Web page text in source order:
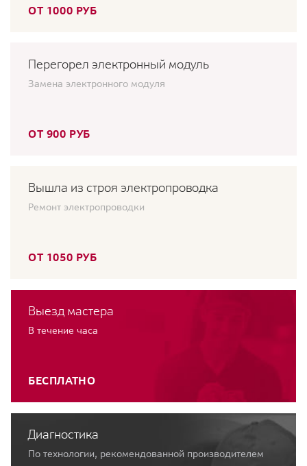
ОТ 1000 РУБ
Перегорел электронный модуль
Замена электронного модуля
ОТ 900 РУБ
Вышла из строя электропроводка
Ремонт электропроводки
ОТ 1050 РУБ
Выезд мастера
В течение часа
БЕСПЛАТНО
Диагностика
По технологии, рекомендованной производителем